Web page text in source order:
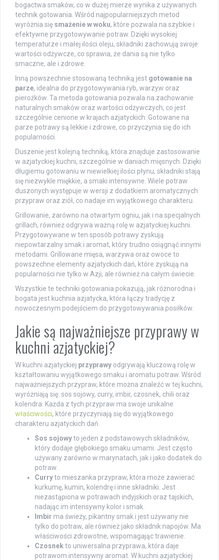
bogactwa smaków, co w dużej mierze wynika z używanych
technik gotowania. Wśród najpopularniejszych metod
wyróżnia się smażenie w woku, które pozwala na szybkie i
efektywne przygotowywanie potraw. Dzięki wysokiej
temperaturze i małej ilości oleju, składniki zachowują swoje
wartości odżywcze, co sprawia, że dania są nie tylko
smaczne, ale i zdrowe.
Inną powszechnie stosowaną techniką jest gotowanie na
parze, idealna do przygotowywania ryb, warzyw oraz
pierożków. Ta metoda gotowania pozwala na zachowanie
naturalnych smaków oraz wartości odżywczych, co jest
szczególnie cenione w krajach azjatyckich. Gotowane na
parze potrawy są lekkie i zdrowe, co przyczynia się do ich
popularności.
Duszenie jest kolejną techniką, która znajduje zastosowanie
w azjatyckiej kuchni, szczególnie w daniach mięsnych. Dzięki
długiemu gotowaniu w niewielkiej ilości płynu, składniki stają
się niezwykle miękkie, a smaki intensywne. Wiele potraw
duszonych występuje w wersji z dodatkiem aromatycznych
przypraw oraz ziół, co nadaje im wyjątkowego charakteru.
Grillowanie, zarówno na otwartym ogniu, jak i na specjalnych
grillach, również odgrywa ważną rolę w azjatyckiej kuchni.
Przygotowywane w ten sposób potrawy zyskują
niepowtarzalny smak i aromat, który trudno osiągnąć innymi
metodami. Grillowane mięsa, warzywa oraz owoce to
powszechne elementy azjatyckich dań, które zyskują na
popularności nie tylko w Azji, ale również na całym świecie.
Wszystkie te techniki gotowania pokazują, jak różnorodna i
bogata jest kuchnia azjatycka, która łączy tradycję z
nowoczesnym podejściem do przygotowywania posiłków.
Jakie są najważniejsze przyprawy w
kuchni azjatyckiej?
W kuchni azjatyckiej przyprawy odgrywają kluczową rolę w
kształtowaniu wyjątkowego smaku i aromatu potraw. Wśród
najważniejszych przypraw, które można znaleźć w tej kuchni,
wyróżniają się: sos sojowy, curry, imbir, czosnek, chili oraz
kolendra. Każda z tych przypraw ma swoje unikalne
właściwości, które przyczyniają się do wyjątkowego
charakteru azjatyckich dań.
Sos sojowyto jeden z podstawowych składników,
który dodaje głębokiego smaku umami. Jest często
używany zarówno w marynatach, jak i jako dodatek do
potraw.
Curryto mieszanka przypraw, która może zawierać
kurkumę, kumin, kolendrę i inne składniki. Jest
niezastąpiona w potrawach indyjskich oraz tajskich,
nadając im intensywny kolor i smak.
Imbir ma świeży, pikantny smak i jest używany nie
tylko do potraw, ale również jako składnik napojów. Ma
właściwości zdrowotne, wspomagając trawienie.
Czosnekto uniwersalna przyprawa, która daje
potrawom intensywny aromat. W kuchni azjatyckiej